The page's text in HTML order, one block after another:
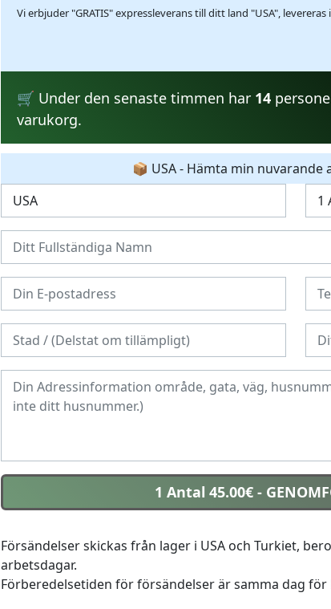
Vi erbjuder "GRATIS" expressleverans till ditt land "USA",
🛒 Under den senaste timmen har 14
varukorg.
📦 USA - Hämta min
1 Antal 45.00€ -
Försändelser skickas från lager i USA och Turkiet,
arbetsdagar.
Förberedelsetiden för försändelser är samma dag